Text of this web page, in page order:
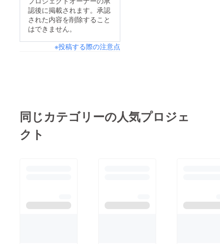
認後に掲載されます。承認
された内容を削除すること
はできません。
※投稿する際の注意点
同じカテゴリーの人気プロジェ
クト